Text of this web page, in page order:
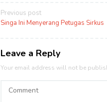
Post
navigation
Previous post
Singa Ini Menyerang Petugas Sirkus
Leave a Reply
Your email address will not be